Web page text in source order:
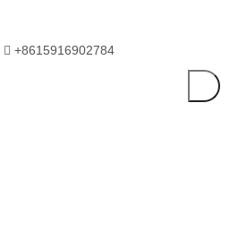
 +8615916902784